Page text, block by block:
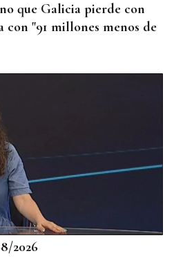
que Galicia pierde con
con "91 millones menos de
2026